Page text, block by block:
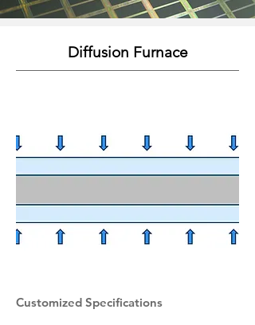
Diffusion Furnace
Customized Specifications